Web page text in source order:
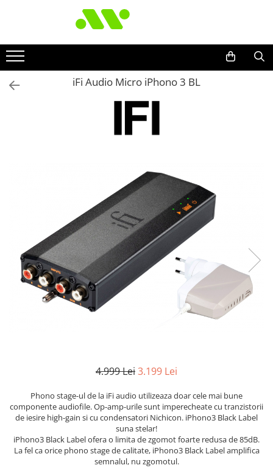
iFi Audio Micro iPhono 3 BL
4.999 Lei3.199 Lei
Phono stage-ul de la iFi audio utilizeaza doar cele mai bune
componente audiofile. Op-amp-urile sunt imperecheate cu tranzistorii
de iesire high-gain si cu condensatori Nichicon. iPhono3 Black Label
suna stelar!
iPhono3 Black Label ofera o limita de zgomot foarte redusa de 85dB.
La fel ca orice phono stage de calitate, iPhono3 Black Label amplifica
semnalul, nu zgomotul.